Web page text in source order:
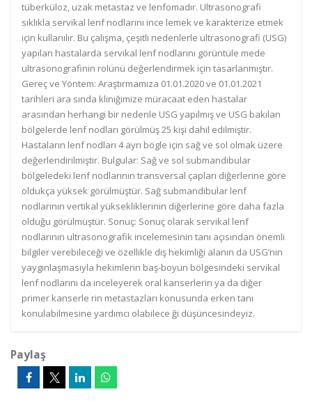
tüberküloz, uzak metastaz ve lenfomadır. Ultrasonografi
sıklıkla servikal lenf nodlarını ince lemek ve karakterize etmek
için kullanılır. Bu çalışma, çeşitli nedenlerle ultrasonografi (USG)
yapılan hastalarda servikal lenf nodlarını görüntüle mede
ultrasonografinin rolünü değerlendirmek için tasarlanmıştır.
Gereç ve Yöntem: Araştırmamıza 01.01.2020 ve 01.01.2021
tarihleri ara sında kliniğimize müracaat eden hastalar
arasından herhangi bir nedenle USG yapılmış ve USG bakılan
bölgelerde lenf nodları görülmüş 25 kişi dahil edilmiştir.
Hastaların lenf nodları 4 ayrı bögle için sağ ve sol olmak üzere
değerlendirilmiştir. Bulgular: Sağ ve sol submandibular
bölgeledeki lenf nodlarının transversal çapları diğerlerine göre
oldukça yüksek görülmüştür. Sağ submandibular lenf
nodlarının vertikal yüksekliklerinin diğerlerine göre daha fazla
olduğu görülmüştür. Sonuç: Sonuç olarak servikal lenf
nodlarının ultrasonografik incelemesinin tanı açısından önemli
bilgiler verebileceği ve özellikle diş hekimliği alanın da USG’nin
yaygınlaşmasıyla hekimlerin baş-boyun bölgesindeki servikal
lenf nodlarını da inceleyerek oral kanserlerin ya da diğer
primer kanserle rin metastazları konusunda erken tanı
konulabilmesine yardımcı olabilece ği düşüncesindeyiz.
Paylaş